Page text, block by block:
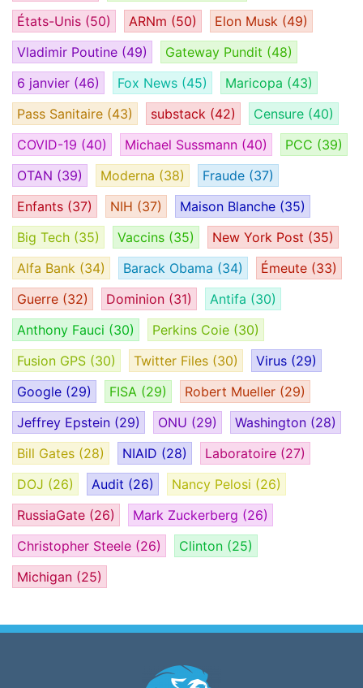
États-Unis (50) ARNm (50) Elon Musk (49)
Vladimir Poutine (49) Gateway Pundit (48)
6 janvier (46) Fox News (45) Maricopa (43)
Pass Sanitaire (43) substack (42) Censure (40)
COVID-19 (40) Michael Sussmann (40) PCC (39)
OTAN (39) Moderna (38) Fraude (37)
Enfants (37) NIH (37) Maison Blanche (35)
Big Tech (35) Vaccins (35) New York Post (35)
Alfa Bank (34) Barack Obama (34) Émeute (33)
Guerre (32) Dominion (31) Antifa (30)
Anthony Fauci (30) Perkins Coie (30)
Fusion GPS (30) Twitter Files (30) Virus (29)
Google (29) FISA (29) Robert Mueller (29)
Jeffrey Epstein (29) ONU (29) Washington (28)
Bill Gates (28) NIAID (28) Laboratoire (27)
DOJ (26) Audit (26) Nancy Pelosi (26)
RussiaGate (26) Mark Zuckerberg (26)
Christopher Steele (26) Clinton (25)
Michigan (25)